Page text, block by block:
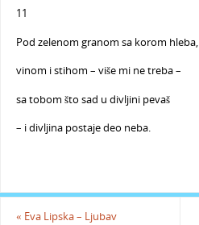
11
Pod zelenom granom sa korom hleba,
vinom i stihom – više mi ne treba –
sa tobom što sad u divljini pevaš
– i divljina postaje deo neba.
« Eva Lipska – Ljubav